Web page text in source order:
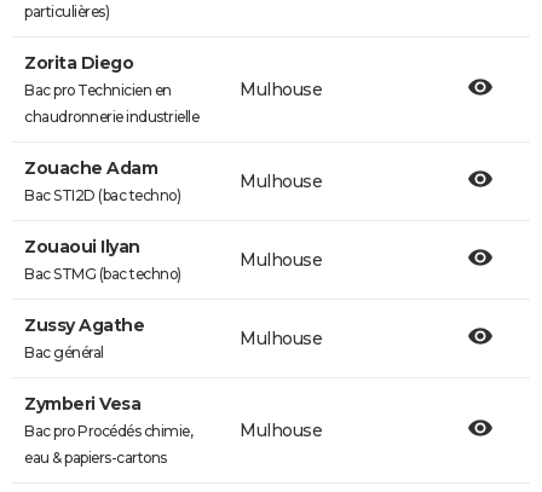
particulières)
Zorita Diego
Bac pro Technicien en
chaudronnerie industrielle
Mulhouse
Zouache Adam
Bac STI2D (bac techno)
Mulhouse
Zouaoui Ilyan
Bac STMG (bac techno)
Mulhouse
Zussy Agathe
Bac général
Mulhouse
Zymberi Vesa
Bac pro Procédés chimie,
eau & papiers-cartons
Mulhouse